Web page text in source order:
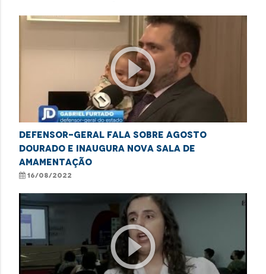
play_circle_outline
DEFENSOR-GERAL FALA SOBRE AGOSTO
DOURADO E INAUGURA NOVA SALA DE
AMAMENTAÇÃO
16/08/2022
play_circle_outline